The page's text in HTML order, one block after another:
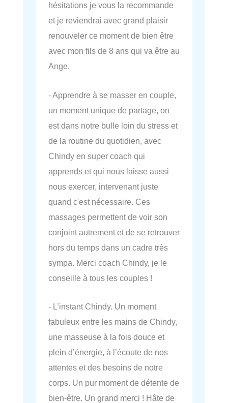
hésitations je vous la recommande
et je reviendrai avec grand plaisir
renouveler ce moment de bien être
avec mon fils de 8 ans qui va être au
Ange.
- Apprendre à se masser en couple,
un moment unique de partage, on
est dans notre bulle loin du stress et
de la routine du quotidien, avec
Chindy en super coach qui
apprends et qui nous laisse aussi
nous exercer, intervenant juste
quand c'est nécessaire. Ces
massages permettent de voir son
conjoint autrement et de se retrouver
hors du temps dans un cadre très
sympa. Merci coach Chindy, je le
conseille à tous les couples !
- L’instant Chindy. Un moment
fabuleux entre les mains de Chindy,
une masseuse à la fois douce et
plein d’énergie, à l’écoute de nos
attentes et des besoins de notre
corps. Un pur moment de détente de
bien-être. Un grand merci ! Hâte de